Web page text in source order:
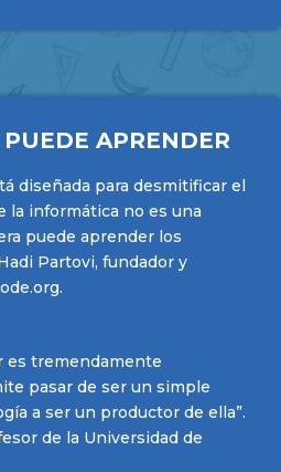
APRENDER
diseñada para desmitificar el
la informática no es una
puede aprender los
Partovi, fundador y
es tremendamente
pasar de ser un simple
a ser un productor de ella”.
de la Universidad de